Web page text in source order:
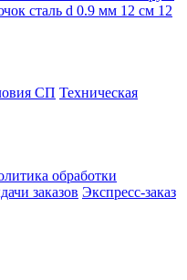
СП Техническая
обработки
заказов Экспресс-заказ